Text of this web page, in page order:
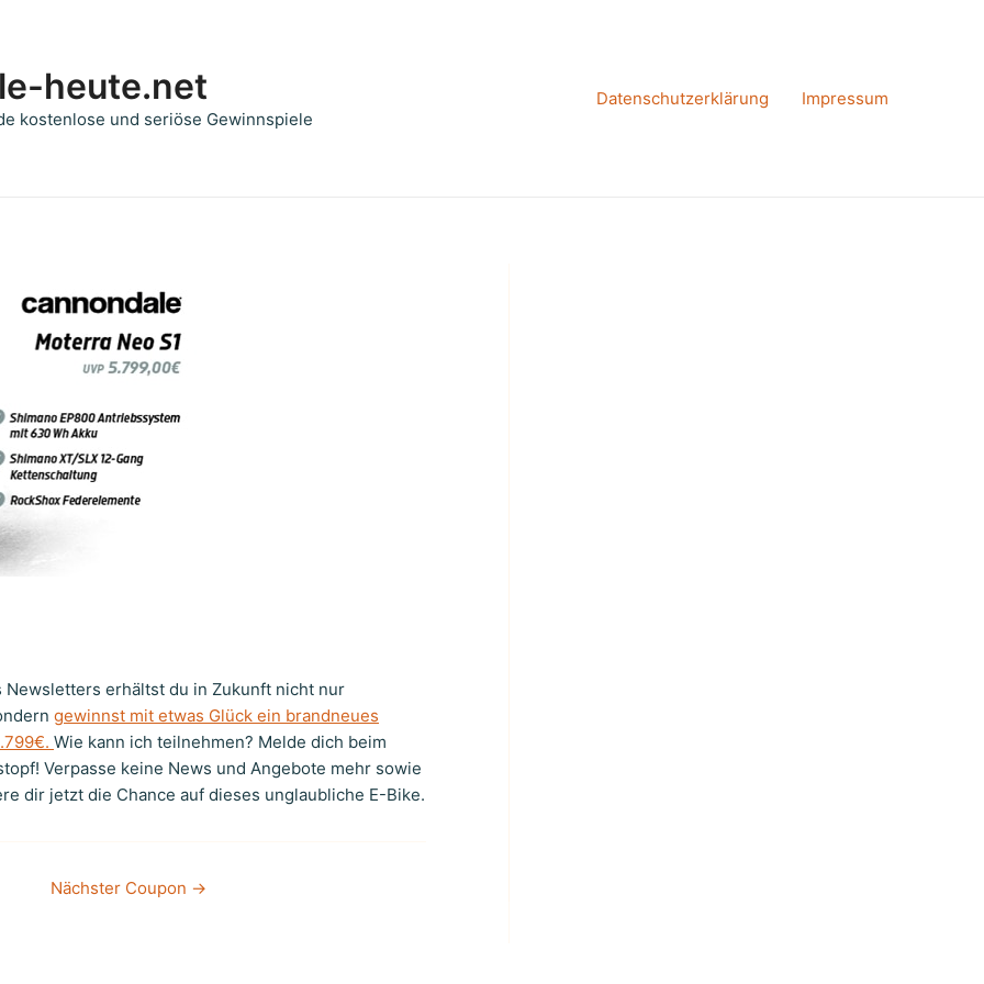
heute.net
kostenlose und seriöse Gewinnspiele
Datenschutzerklärung Impressum
erhältst du in Zukunft nicht nur
gewinnst mit etwas Glück ein brandneues
Wie kann ich teilnehmen? Melde dich beim
Verpasse keine News und Angebote mehr sowie
dir jetzt die Chance auf dieses unglaubliche E-Bike.
Nächster Coupon →